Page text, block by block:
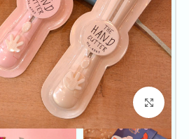
بزرگنمایی تصویر